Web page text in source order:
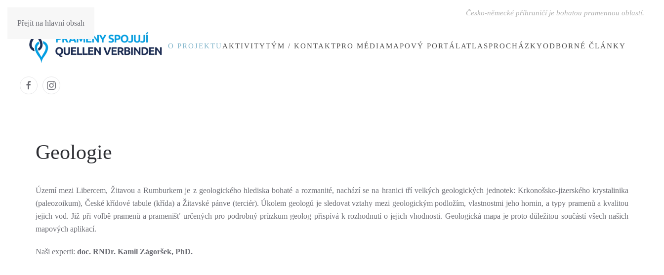
Přejít na hlavní obsah
Česko-německé příhraničí je bohatou pramennou oblastí.
O PROJEKTUAKTIVITYTÝM / KONTAKTPRO MÉDIAMAPOVÝ PORTÁLATLASPROCHÁZKYODBORNÉ ČLÁNKY
Geologie
Území mezi Libercem, Žitavou a Rumburkem je z geologického hlediska bohaté a rozmanité, nachází se na hranici tří velkých geologických jednotek: Krkonošsko-jizerského krystalinika
(paleozoikum), České křídové tabule (křída) a Žitavské pánve (terciér). Úkolem geologů je sledovat vztahy mezi geologickým podložím, vlastnostmi jeho hornin, a typy pramenů a kvalitou
jejich vod. Již při volbě pramenů a pramenišť určených pro podrobný průzkum geolog přispívá k rozhodnutí o jejich vhodnosti. Geologická mapa je proto důležitou součástí všech našich
mapových aplikací.
Naši experti: doc. RNDr. Kamil Zágoršek, PhD.